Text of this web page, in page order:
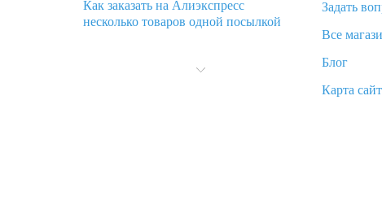
Как заказать на Алиэкспресс
несколько товаров одной посылкой
Алиэкспресс и что делать?
Задать
Все
Блог
Карта